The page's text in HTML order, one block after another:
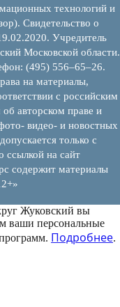
технологий и
Свидетельство о
Учредитель
Московской области.
(495) 556–65–26.
на материалы,
с российским
авторском праве и
видео- и новостных
только с
ссылкой на сайт
содержит материалы
Жуковский вы
ваши персональные
Подробнее.